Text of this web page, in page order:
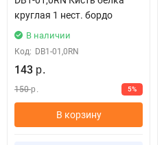
круглая 1 нест. бордо
В наличии
Код: DВ1-01,0RN
143 р.
150р. 5%
В корзину